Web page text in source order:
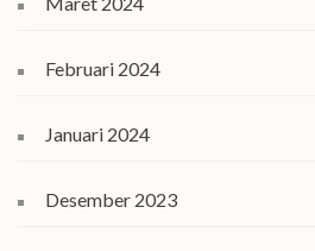
Februari 2024
Januari 2024
Desember 2023